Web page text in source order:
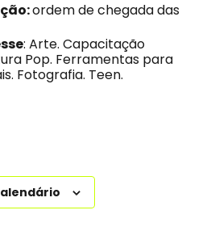
ordem de chegada das
: Arte. Capacitação
Pop. Ferramentas para
Fotografia. Teen.